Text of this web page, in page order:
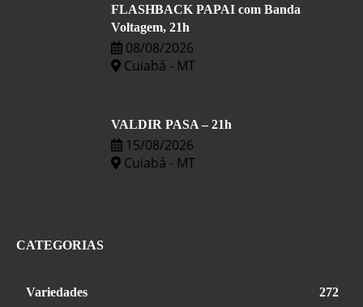
FLASHBACK PAPAI com Banda
Voltagem, 21h
08/08/2026
Cuiabá - MT
VALDIR PASA – 21h
15/08/2026
Cuiabá - MT
CATEGORIAS
Variedades 272